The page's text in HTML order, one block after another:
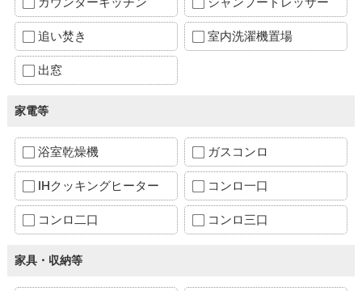
追い焚き 室内洗濯機置場
出窓
家電等
浴室乾燥機 ガスコンロ
IHクッキングヒーター コンロ一口
コンロ二口 コンロ三口
家具・収納等